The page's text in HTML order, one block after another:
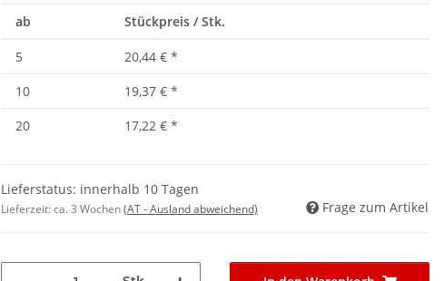
ab Stückpreis / Stk.
5 20,44 € *
10
19,37 € *
20
17,22 € *
Lieferstatus: innerhalb 10 Tagen
Lieferzeit:ca. 3 Wochen(AT - Ausland abweichend) Frage zum Artikel